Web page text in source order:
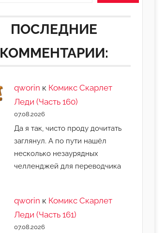
ПОСЛЕДНИЕ
КОММЕНТАРИИ:
qworin к Комикс Скарлет
Леди (Часть 160)
07.08.2026
Да я так, чисто проду дочитать
заглянул. А по пути нашёл
несколько незаурядных
челленджей для переводчика
qworin к Комикс Скарлет
Леди (Часть 161)
07.08.2026